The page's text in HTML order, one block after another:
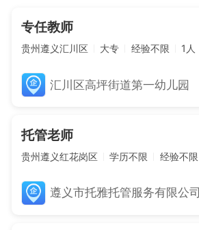
专任教师
贵州遵义汇川区 大专 经验不限 1人
汇川区高坪街道第一幼儿园
托管老师
贵州遵义红花岗区 学历不限 经验不限
遵义市托雅托管服务有限公司